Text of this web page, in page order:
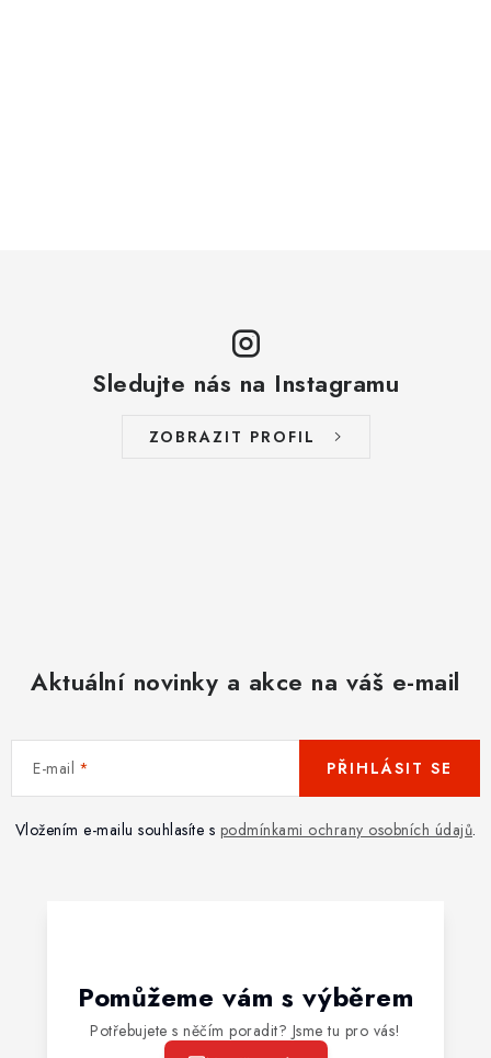
Sledujte nás na Instagramu
ZOBRAZIT PROFIL
Aktuální novinky a akce na váš e-mail
E-mail
Vložením e-mailu souhlasíte s podmínkami ochrany osobních údajů.
PŘIHLÁSIT SE
Pomůžeme vám s výběrem
Potřebujete s něčím poradit? Jsme tu pro vás!